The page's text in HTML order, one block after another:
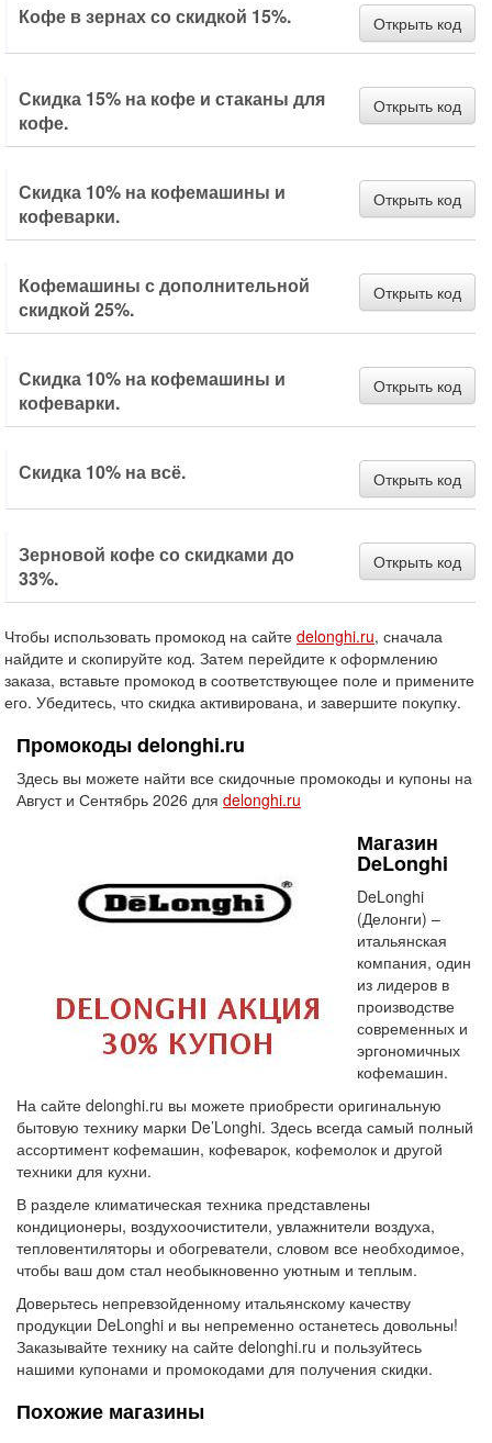
Кофе в зернах со скидкой 15%. Открыть код
Скидка 15% на кофе и стаканы для
кофе.
Открыть код
Скидка 10% на кофемашины и
кофеварки.
Открыть код
Кофемашины с дополнительной
скидкой 25%.
Открыть код
Скидка 10% на кофемашины и
кофеварки.
Открыть код
Скидка 10% на всё. Открыть код
Зерновой кофе со скидками до
33%.
Открыть код
Чтобы использовать промокод на сайте delonghi.ru, сначала
найдите и скопируйте код. Затем перейдите к оформлению
заказа, вставьте промокод в соответствующее поле и примените
его. Убедитесь, что скидка активирована, и завершите покупку.
Промокоды delonghi.ru
Здесь вы можете найти все скидочные промокоды и купоны на
Август и Сентябрь 2026 для delonghi.ru
Магазин
DeLonghi
DeLonghi
(Делонги) –
итальянская
компания, один
из лидеров в
производстве
современных и
эргономичных
кофемашин.
На сайте delonghi.ru вы можете приобрести оригинальную
бытовую технику марки De’Longhi. Здесь всегда самый полный
ассортимент кофемашин, кофеварок, кофемолок и другой
техники для кухни.
В разделе климатическая техника представлены
кондиционеры, воздухоочистители, увлажнители воздуха,
тепловентиляторы и обогреватели, словом все необходимое,
чтобы ваш дом стал необыкновенно уютным и теплым.
Доверьтесь непревзойденному итальянскому качеству
продукции DeLonghi и вы непременно останетесь довольны!
Заказывайте технику на сайте delonghi.ru и пользуйтесь
нашими купонами и промокодами для получения скидки.
Похожие магазины